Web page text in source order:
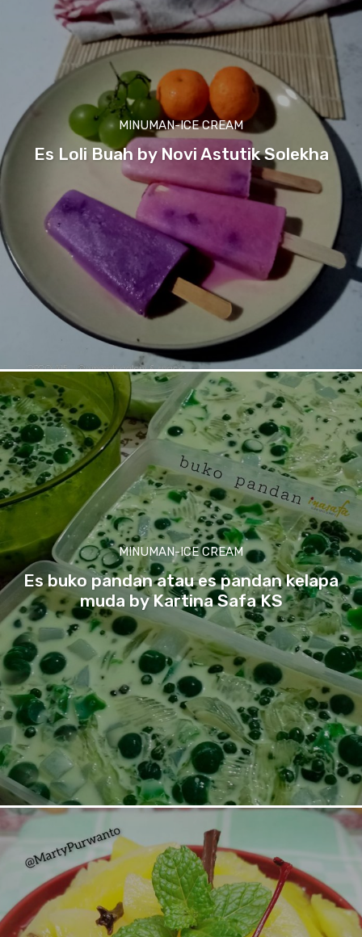
MINUMAN-ICE CREAM
Es Loli Buah by Novi Astutik Solekha
MINUMAN-ICE CREAM
Es buko pandan atau es pandan kelapa
muda by Kartina Safa KS